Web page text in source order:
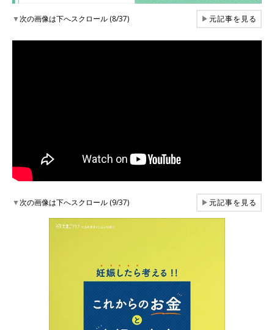
▼次の画像は下へスクロール (8/37) ▶元記事を見る
▼次の画像は下へスクロール (9/37) ▶元記事を見る